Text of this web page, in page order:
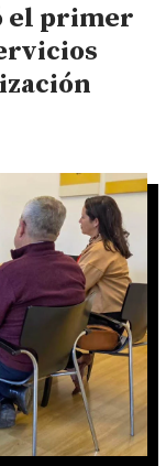
el primer